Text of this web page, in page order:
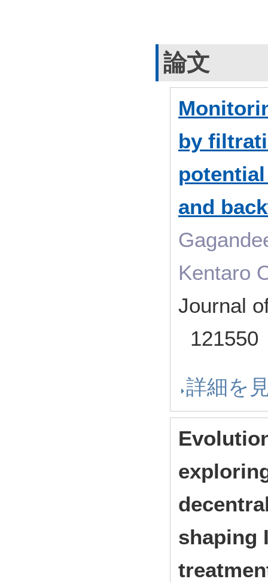
論文
by
and
Kentaro
Journal
詳細を
shaping